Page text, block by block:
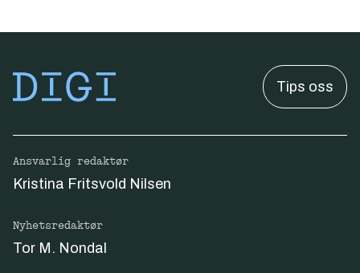
Tips oss
Ansvarlig redaktør
Kristina Fritsvold Nilsen
Nyhetsredaktør
Tor M. Nondal